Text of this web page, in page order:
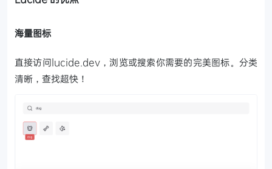
海量图标
直接访问lucide.dev，浏览或搜索你需要的完美图标。分类
清晰，查找超快！